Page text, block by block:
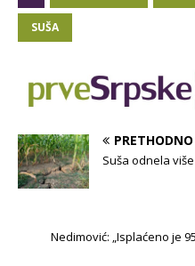
SUŠA
PRETHODNO
Suša odnela
Nedimović: „Isplaćeno je